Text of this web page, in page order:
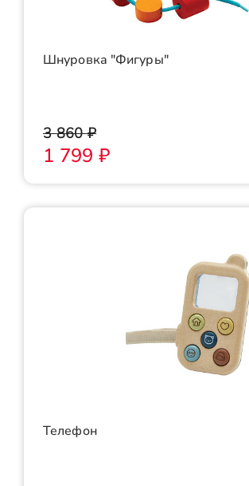
Шнуровка "Фигуры"
3 860 ₽
1 799 ₽
Телефон